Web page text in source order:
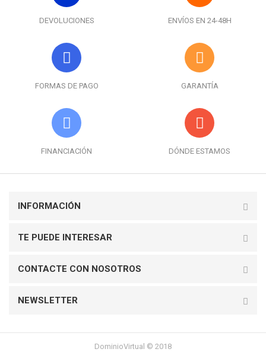
DEVOLUCIONES ENVÍOS EN 24-48H
FORMAS DE PAGO GARANTÍA
FINANCIACIÓN DÓNDE ESTAMOS
INFORMACIÓN
TE PUEDE INTERESAR
CONTACTE CON NOSOTROS
NEWSLETTER
DominioVirtual © 2018